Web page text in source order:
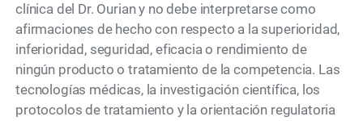
clínica del Dr. Ourian y no debe interpretarse como
afirmaciones de hecho con respecto a la superioridad,
inferioridad, seguridad, eficacia o rendimiento de
ningún producto o tratamiento de la competencia. Las
tecnologías médicas, la investigación científica, los
protocolos de tratamiento y la orientación regulatoria